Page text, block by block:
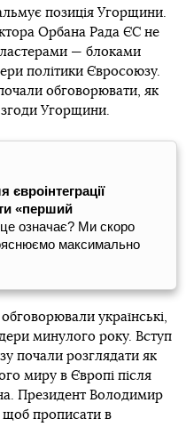
позиція Угорщини.
Орбана Рада ЄС не
— блоками
політики Євросоюзу.
обговорювати, як
Угорщини.
«перший
означає? Ми скоро
максимально
українські,
минулого року. Вступ
почали розглядати як
миру в Європі після
Президент Володимир
щоб прописати в